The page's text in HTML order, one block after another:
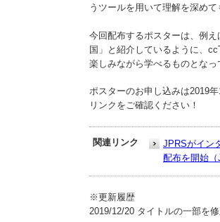
うツールを用いて理解を深め
今回配布するポスターは、例
国」と紹介しているように、
楽しみながら学べるものとなっ
ポスターのお申し込みは2019
リンクをご確認ください！
関連リンク
JPRSがイン
配布を開始
※更新履歴
2019/12/20 タイトルの一部を